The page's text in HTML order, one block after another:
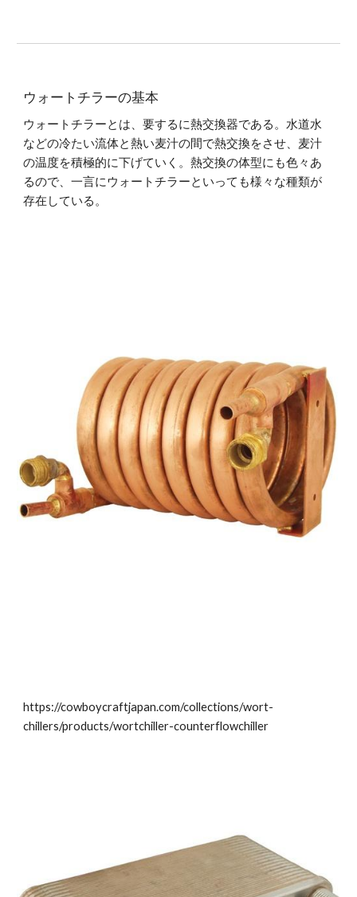
ウォートチラーの基本
ウォートチラーとは、要するに熱交換器である。水道水
などの冷たい流体と熱い麦汁の間で熱交換をさせ、麦汁
の温度を積極的に下げていく。熱交換の体型にも色々あ
るので、一言にウォートチラーといっても様々な種類が
存在している。
https://cowboycraftjapan.com/collections/wort-
chillers/products/wortchiller-counterflowchiller